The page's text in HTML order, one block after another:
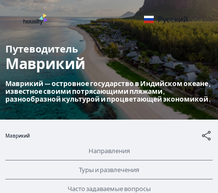
Русский
Путеводитель
Маврикий
Маврикий — островное государство в Индийском океане,
известное своими потрясающими пляжами,
разнообразной культурой и процветающей экономикой.
Маврикий
Направления
Туры и развлечения
Часто задаваемые вопросы